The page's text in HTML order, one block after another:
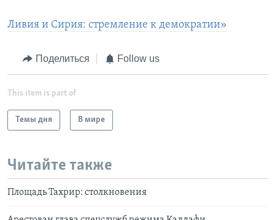
Ливия и Сирия: стремление к демократии»
Поделиться Follow us
This item is part of
Темы дня В мире
Читайте также
Площадь Тахрир: столкновения